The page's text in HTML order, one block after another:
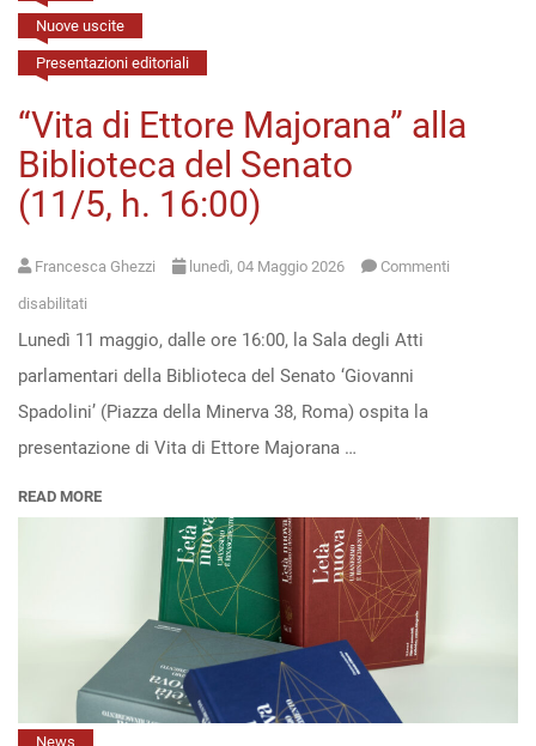
di
Scienze
Open
access
Nuove uscite
Presentazioni editoriali
“Vita di Ettore Majorana” alla
Biblioteca del Senato
(11/5, h. 16:00)
Francesca Ghezzi lunedì, 04 Maggio 2026 Commenti
disabilitati
“Vita
di
Ettore
Majorana”
Biblioteca
16:00)
Lunedì 11 maggio, dalle ore 16:00, la Sala degli Atti
parlamentari della Biblioteca del Senato ‘Giovanni
Spadolini’ (Piazza della Minerva 38, Roma) ospita la
presentazione di Vita di Ettore Majorana …
READ MORE
News